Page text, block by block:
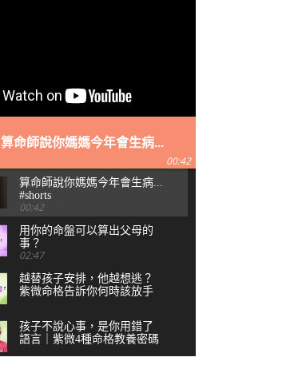
算命師說你媽媽今年會生病...
00:42
算命師說你媽媽今年會生病...
#shorts
00:42
用你的命盤可以算出父母的
事？
02:47
越替孩子安排，他越想逃？
紫微命格告訴你何時該放手
孩子不說心事，是你用錯了
語言｜紫微4種命格教養密碼
他的異性關係全解密